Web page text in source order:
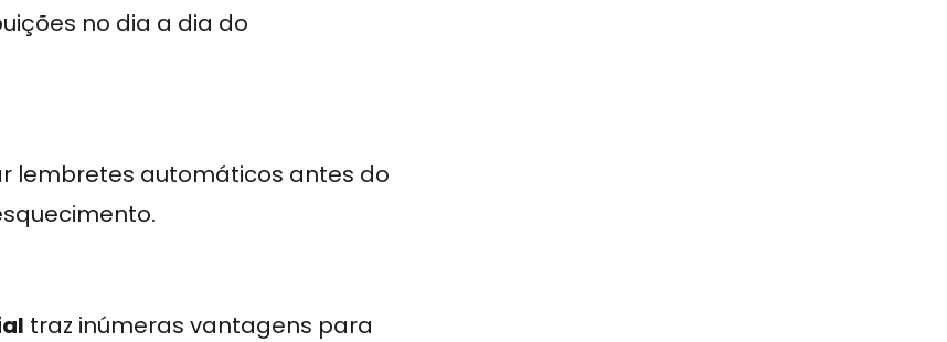
no dia a dia do
lembretes automáticos antes do
traz inúmeras vantagens para